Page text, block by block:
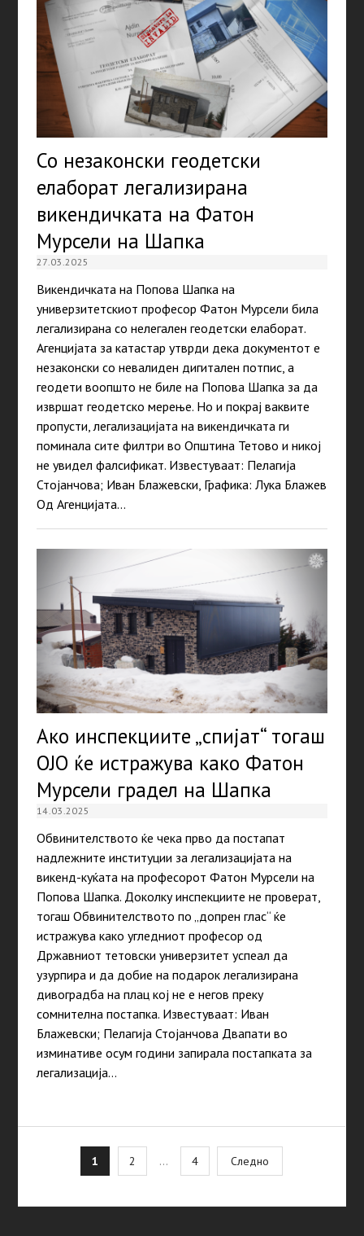
Со незаконски геодетски
елаборат легализирана
викендичката на Фатон
Мурсели на Шапка
27.03.2025
Викендичката на Попова Шапка на
универзитетскиот професор Фатон Мурсели била
легализирана со нелегален геодетски елаборат.
Агенцијата за катастар утврди дека документот е
незаконски со невалиден дигитален потпис, а
геодети воопшто не биле на Попова Шапка за да
извршат геодетско мерење. Но и покрај ваквите
пропусти, легализацијата на викендичката ги
поминала сите филтри во Општина Тетово и никој
не увидел фалсификат. Известуваат: Пелагија
Стојанчова; Иван Блажевски, Графика: Лука Блажев
Од Агенцијата…
Ако инспекциите „спијат“ тогаш
ОЈО ќе истражува како Фатон
Мурсели градел на Шапка
14.03.2025
Обвинителството ќе чека прво да постапат
надлежните институции за легализацијата на
викенд-куќата на професорот Фатон Мурсели на
Попова Шапка. Доколку инспекциите не проверат,
тогаш Обвинителството по „допрен глас“ ќе
истражува како угледниот професор од
Државниот тетовски универзитет успеал да
узурпира и да добие на подарок легализирана
дивоградба на плац кој не е негов преку
сомнителна постапка. Известуваат: Иван
Блажевски; Пелагија Стојанчова Двапати во
изминативе осум години запирала постапката за
легализација…
pagination
1 2 … 4 Следно